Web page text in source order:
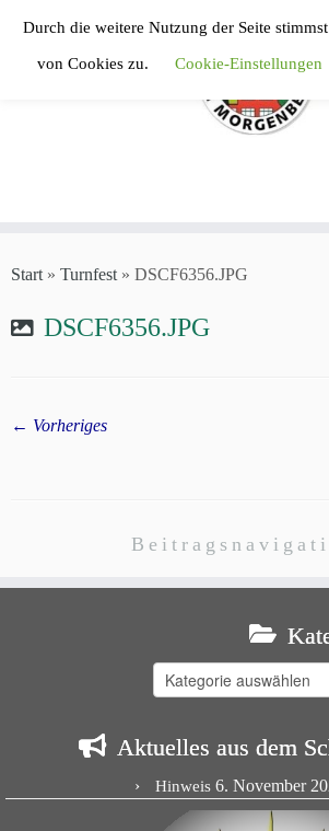
springen
Start » Turnfest » DSCF6356.JPG
DSCF6356.JPG
← Vorheriges
Kategorien
Aktuelles aus dem
Hinweis 6. November
Durch die weitere Nutzung der Seite
von Cookies zu. Cookie-Einstellungen